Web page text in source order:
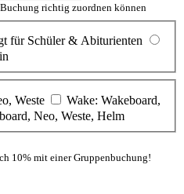
richtig zuordnen können
für Schüler & Abiturienten
Weste
Wake: Wakeboard,
Neo, Weste, Helm
10% mit einer Gruppenbuchung!